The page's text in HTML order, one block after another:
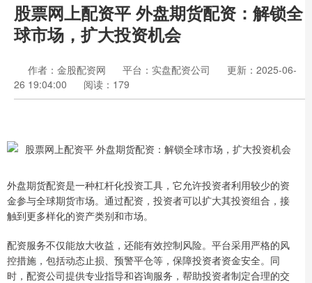
股票网上配资平 外盘期货配资：解锁全
球市场，扩大投资机会
作者：金股配资网 平台：实盘配资公司
更新：2025-06-
26 19:04:00
阅读：179
外盘期货配资是一种杠杆化投资工具，它允许投资者利用较少的资
金参与全球期货市场。通过配资，投资者可以扩大其投资组合，接
触到更多样化的资产类别和市场。
配资服务不仅能放大收益，还能有效控制风险。平台采用严格的风
控措施，包括动态止损、预警平仓等，保障投资者资金安全。同
时，配资公司提供专业指导和咨询服务，帮助投资者制定合理的交